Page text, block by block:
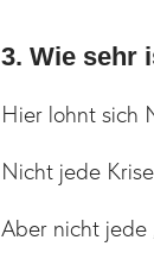
3. Wie sehr
Hier lohnt sich
Nicht jede
Aber nicht jede